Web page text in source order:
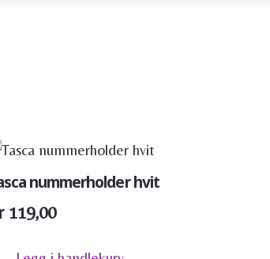
nummerholder hvit
119,00